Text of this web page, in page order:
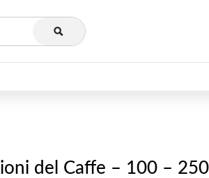
del Caffe – 100 –